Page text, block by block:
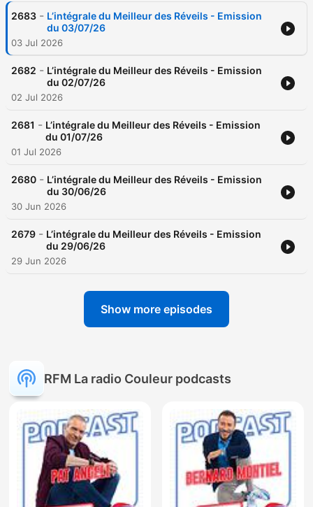
2683 - L’intégrale du Meilleur des Réveils - Emission
du 03/07/26
03 Jul 2026
2682 - L’intégrale du Meilleur des Réveils - Emission
du 02/07/26
02 Jul 2026
2681 - L’intégrale du Meilleur des Réveils - Emission
du 01/07/26
01 Jul 2026
2680 - L’intégrale du Meilleur des Réveils - Emission
du 30/06/26
30 Jun 2026
2679 - L’intégrale du Meilleur des Réveils - Emission
du 29/06/26
29 Jun 2026
Show more episodes
RFM La radio Couleur podcasts